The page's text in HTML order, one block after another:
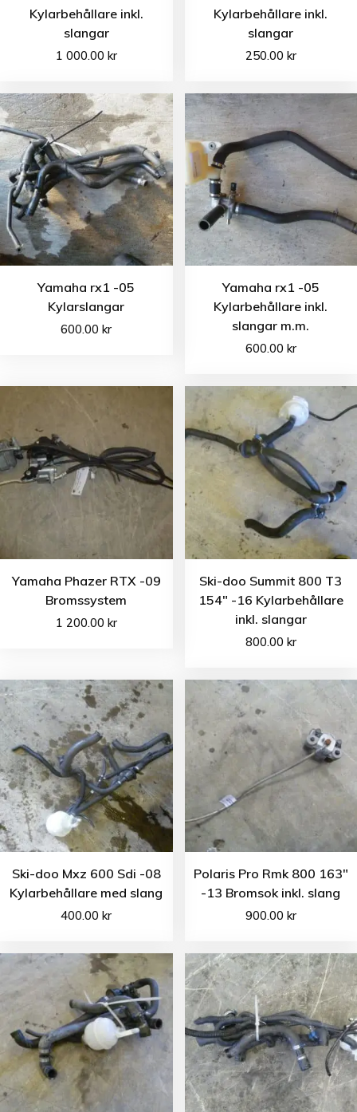
Kylarbehållare inkl.
slangar
1 000.00 kr
Kylarbehållare inkl.
slangar
250.00 kr
Yamaha rx1 -05
Kylarslangar
600.00kr
Yamaha rx1 -05
Kylarbehållare inkl.
slangar m.m.
600.00 kr
Yamaha Phazer RTX -09
Bromssystem
1 200.00 kr
Ski-doo Summit 800 T3
154″ -16 Kylarbehållare
inkl. slangar
800.00 kr
Ski-doo Mxz 600 Sdi -08
Kylarbehållare med slang
400.00kr
Polaris Pro Rmk 800 163″
-13 Bromsok inkl. slang
900.00 kr